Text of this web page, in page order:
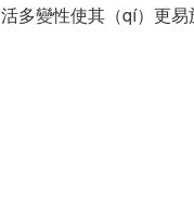
活多變性使其（qí）更